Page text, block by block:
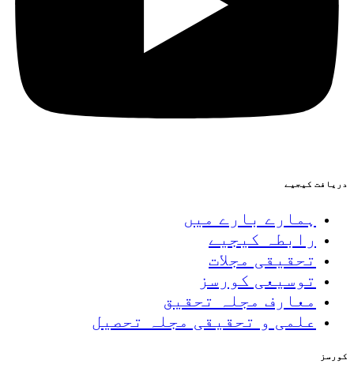
دریافت کیجیے
ہمارے بارے میں
رابطہ کیجیے
تحقیقی مجلات
توسیعی کورسز
معارف مجلہ تحقیق
علمی و تحقیقی مجلہ تحصیل
کورسز